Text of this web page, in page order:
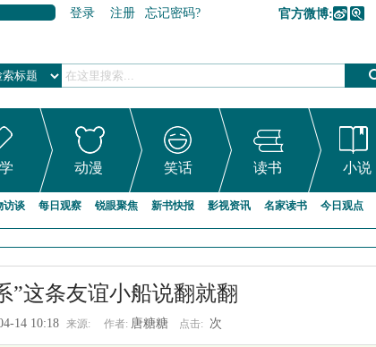
登录 注册 忘记密码? 官方微博:
动漫 笑话 读书 小说
访谈 每日观察 锐眼聚焦 新书快报 影视资讯 名家读书 今日观点
”这条友谊小船说翻就翻
14 10:18 来源: 作者: 唐糖糖 点击: 次